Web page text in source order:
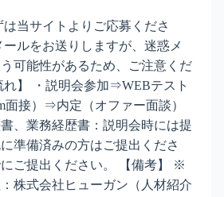
は当サイトよりご応募くださ
ルをお送りしますが、迷惑メ
可能性があるため、ご注意くだ
れ】 ・説明会参加⇒WEBテスト
接）⇒内定（オファー面談）
、業務経歴書：説明会時には提
準備済みの方はご提出くださ
ご提出ください。 【備考】 ※
株式会社ヒューガン（人材紹介